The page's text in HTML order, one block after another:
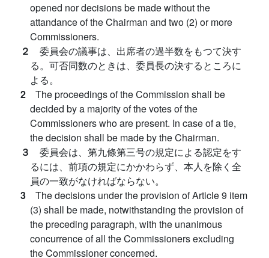
opened nor decisions be made without the
attandance of the Chairman and two (2) or more
Commissioners.
２ 委員会の議事は、出席者の過半数をもつて決す
る。可否同数のときは、委員長の決するところに
よる。
2 The proceedings of the Commission shall be
decided by a majority of the votes of the
Commissioners who are present. In case of a tie,
the decision shall be made by the Chairman.
３ 委員会は、第九條第三号の規定による認定をす
るには、前項の規定にかかわらず、本人を除く全
員の一致がなければならない。
3 The decisions under the provision of Article 9 item
(3) shall be made, notwithstanding the provision of
the preceding paragraph, with the unanimous
concurrence of all the Commissioners excluding
the Commissioner concerned.